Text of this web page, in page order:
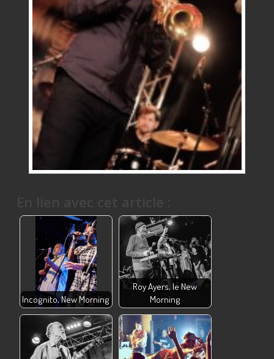
Incognito, New Morning
Roy Ayers, le New
Morning